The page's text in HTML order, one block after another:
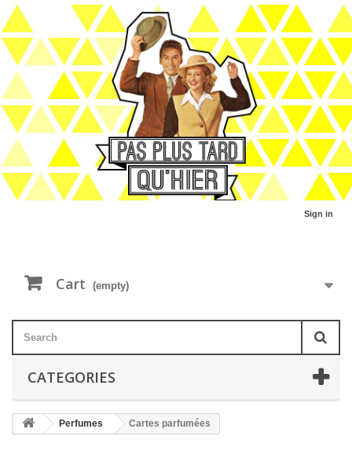
Sign in
Cart (empty)
CATEGORIES
Perfumes Cartes parfumées